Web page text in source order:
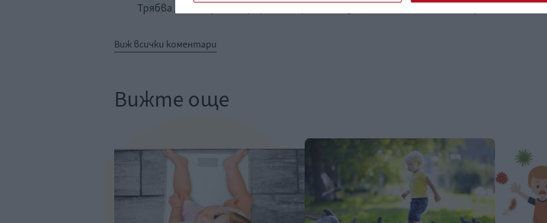
Трябва да сте регистриран потребител за да напишете коментар
Виж всички коментари
Вижте още